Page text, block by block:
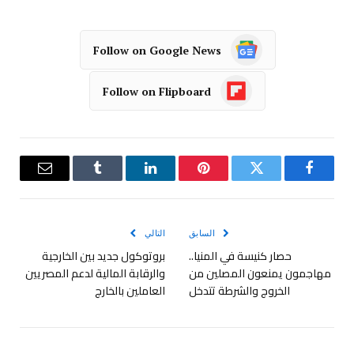
Follow on Google News
Follow on Flipboard
فيسبوك تويتر بينتيريستلينكدإن Tumblr
البريد
السابق
حصار كنيسة في المنيا..
مهاجمون يمنعون المصلين من
الخروج والشرطة تتدخل
التالي
بروتوكول جديد بين الخارجية
والرقابة المالية لدعم المصريين
العاملين بالخارج